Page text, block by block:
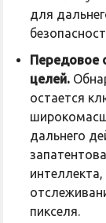
для
Передовое
целей.
остается
дальнего
пикселя.